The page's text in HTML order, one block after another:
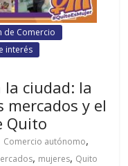
de Comercio
interés
ciudad: la
y el
Quito
Comercio autónomo,
, mujeres, Quito